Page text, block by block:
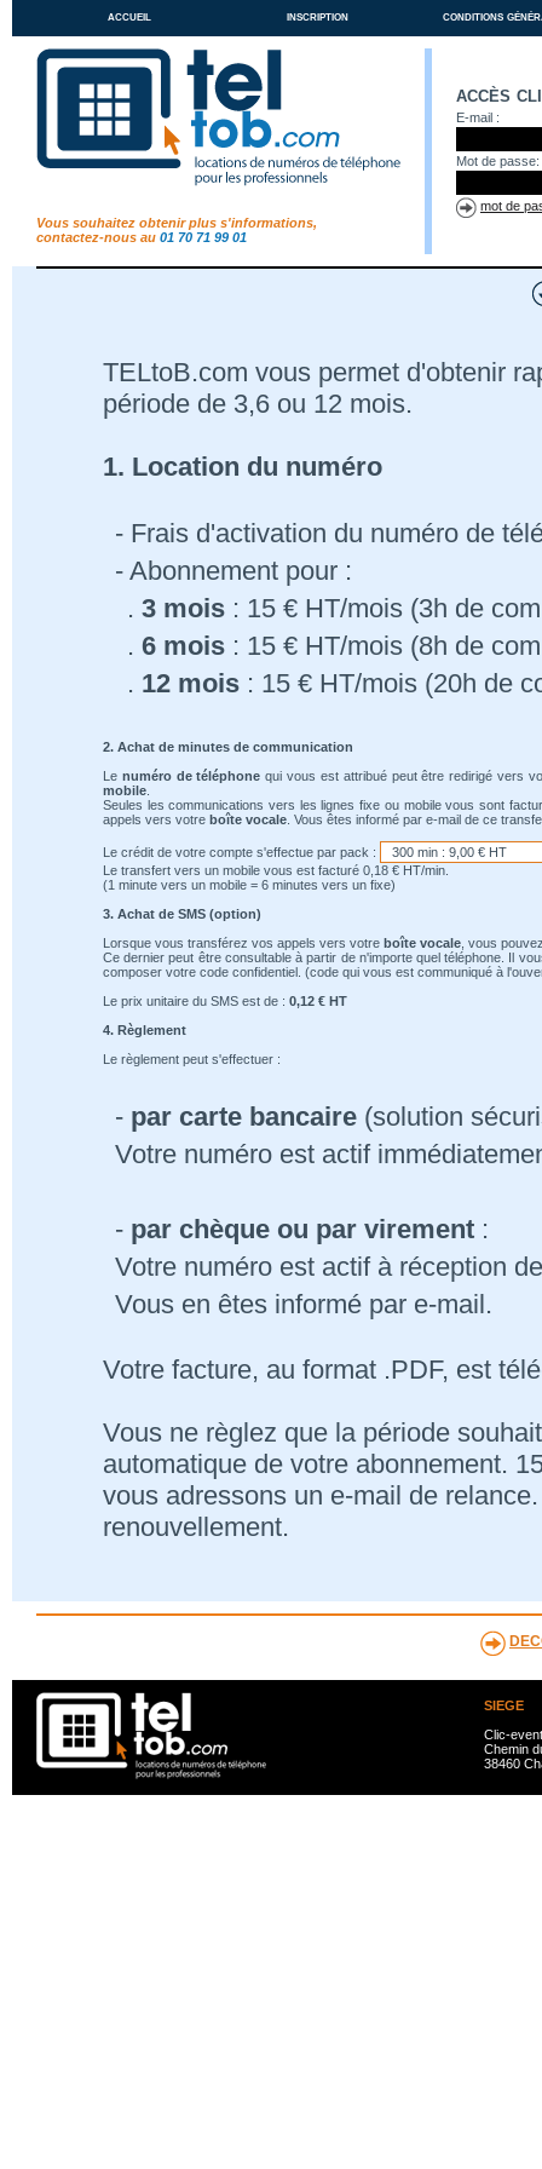
accueil inscription conditions
Vous souhaitez obtenir plus s'informations,
contactez-nous au 01 70 71 99 01
accès
E-mail :
Mot de passe:
mot de
TELtoB.com vous permet d'obtenir
période de 3,6 ou 12 mois.
1. Location du numéro
- Frais d'activation du numéro de
- Abonnement pour :
. 3 mois : 15 € HT/mois (3h de
. 6 mois : 15 € HT/mois (8h de
. 12 mois : 15 € HT/mois (20h de
2. Achat de minutes de communication
Le numéro de téléphone qui vous est attribué peut être redirigé vers
mobile
Seules les communications vers les lignes fixe ou mobile vous sont
appels vers votre boîte vocale . Vous êtes informé par e-mail de ce
Le crédit de votre compte s'effectue par pack :
Le transfert vers un mobile vous est facturé 0,18 € HT/min.
(1 minute vers un mobile = 6 minutes vers un fixe)
3. Achat de SMS (option)
Lorsque vous transférez vos appels vers votre boîte vocale , vous
Ce dernier peut être consultable à partir de n'importe quel téléphone. Il
composer votre code confidentiel. (code qui vous est communiqué à
Le prix unitaire du SMS est de : 0,12 € HT
4. Règlement
Le règlement peut s'effectuer :
- par carte bancaire (solution
Votre numéro est actif
- par chèque ou par virement :
Votre numéro est actif à réception
Vous en êtes informé par e-mail.
Votre facture, au format .PDF, est
Vous ne règlez que la période
automatique de votre abonnement.
vous adressons un e-mail de
renouvellement.
SIEGE
Clic-
Chemin
38460